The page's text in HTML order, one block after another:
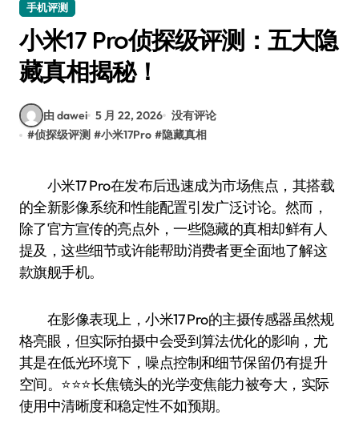
手机评测
小米17 Pro侦探级评测：五大隐
藏真相揭秘！
由 dawei 5 月 22, 2026 没有评论
#侦探级评测 #小米17Pro #隐藏真相
小米17 Pro在发布后迅速成为市场焦点，其搭载
的全新影像系统和性能配置引发广泛讨论。然而，
除了官方宣传的亮点外，一些隐藏的真相却鲜有人
提及，这些细节或许能帮助消费者更全面地了解这
款旗舰手机。
在影像表现上，小米17 Pro的主摄传感器虽然规
格亮眼，但实际拍摄中会受到算法优化的影响，尤
其是在低光环境下，噪点控制和细节保留仍有提升
空间。⭐️⭐️⭐️长焦镜头的光学变焦能力被夸大，实际
使用中清晰度和稳定性不如预期。